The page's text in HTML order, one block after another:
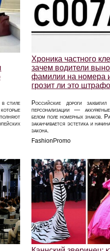
стиле
Хроника частного
зачем водители
фамилии на номера
грозит ли это
Российские дороги
персонализации —
белом поле номерных знаков.
заканчивается эстетика и
закона.
FashionPromo